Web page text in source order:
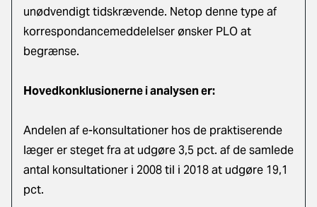
unødvendigt tidskrævende. Netop denne type af
korrespondancemeddelelser ønsker PLO at
begrænse.
Hovedkonklusionerne i analysen er:
Andelen af e-konsultationer hos de praktiserende
læger er steget fra at udgøre 3,5 pct. af de samlede
antal konsultationer i 2008 til i 2018 at udgøre 19,1
pct.